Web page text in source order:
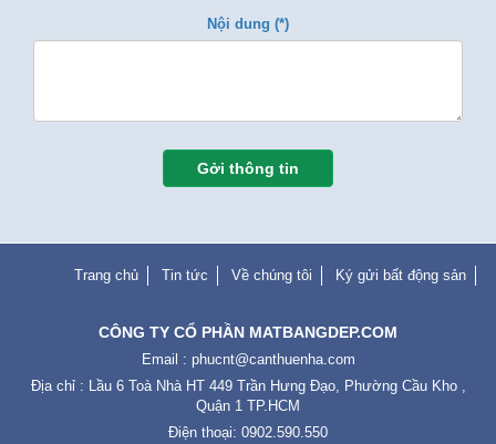
Nội dung (*)
Gởi thông tin
Trang chủ Tin tức Về chúng tôi Ký gửi bất động sản
CÔNG TY CỔ PHẦN MATBANGDEP.COM
Email : phucnt@canthuenha.com
Địa chỉ : Lầu 6 Toà Nhà HT 449 Trần Hưng Đạo, Phường Cầu Kho ,
Quận 1 TP.HCM
Điện thoại: 0902.590.550